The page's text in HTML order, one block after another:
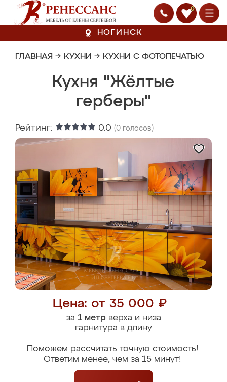
0
НОГИНСК
ГЛАВНАЯ → КУХНИ → КУХНИ С ФОТОПЕЧАТЬЮ
Кухня "Жёлтые
герберы"
Рейтинг: 0.0 (0 голосов)
Цена: от 35 000 ₽
за 1 метрверха и низа
гарнитура в длину
Поможем рассчитать точную стоимость!
Ответим менее, чем за 15 минут!